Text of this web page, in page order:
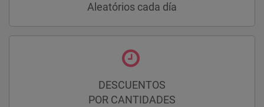
Aleatórios cada día
DESCUENTOS
POR CANTIDADES